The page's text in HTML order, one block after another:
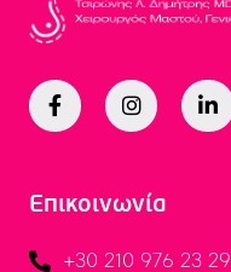
Επικοινωνία
+30 210 976 23 29